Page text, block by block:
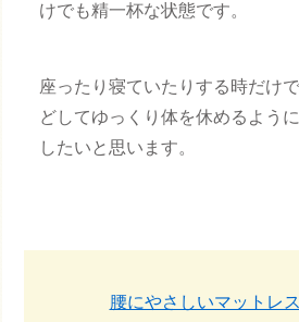
けでも精一杯な状態です。
座ったり寝ていたりする時だけ
どしてゆっくり体を休めるよう
したいと思います。
腰にやさしいマットレ